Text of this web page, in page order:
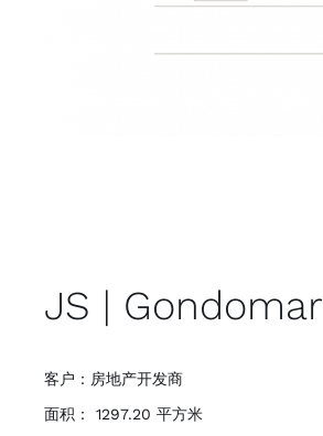
JS | Gondomar
客户：房地产开发商
面积： 1297.20 平方米